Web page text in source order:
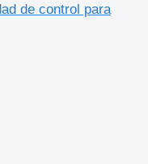
de control para